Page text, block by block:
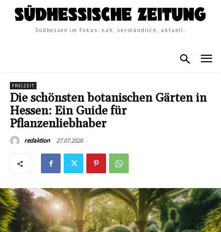
Südhessen im Fokus: nah, verständlich, aktuell.
FREIZEIT
Die schönsten botanischen Gärten in
Hessen: Ein Guide für
Pflanzenliebhaber
redaktion 27.07.2026